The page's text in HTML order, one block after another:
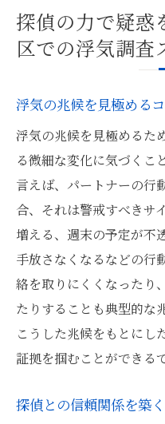
探偵が活用す
成功する浮気
浮気調査のプロセ
尾行技術の重
心理的サポート
法律に基づい
浮気調査とプ
調査報告書の
豊島区での浮気調
体的手法
証拠写真の効
聞き込み調査の
GPS追跡の活用
探偵の力で疑惑
区での浮気調査
浮気の兆候を見極める
浮気の兆候を見極めるた
る微細な変化に気づくこ
言えば、パートナーの行
合、それは警戒すべきサ
増える、週末の予定が不
手放さなくなるなどの行
絡を取りにくくなったり
たりすることも典型的な
こうした兆候をもとにし
証拠を掴むことができる
探偵との信頼関係を築